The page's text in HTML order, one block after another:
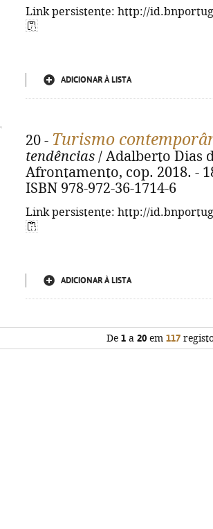
Link persistente: http://
ADICIONAR À LISTA
20 - Turismo
tendências / Adalberto Dias
Afrontamento, cop. 2018. -
ISBN 978-972-36-1714-6
Link persistente: http://
ADICIONAR À LISTA
De 1 a 20 em 117